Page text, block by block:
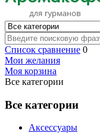
Список сравнение 0
Мои желания
Моя корзина
Все категории
Все категории
Аксессуары